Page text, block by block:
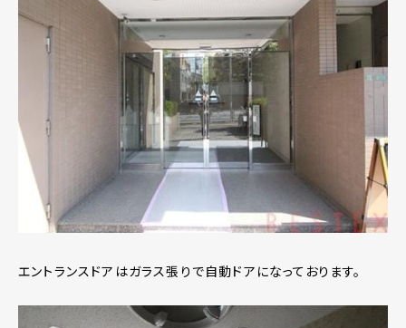
エントランスドアはガラス張りで自動ドアになっております。